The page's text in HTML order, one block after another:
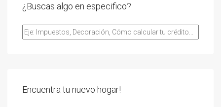
¿Buscas algo en especifico?
Encuentra tu nuevo hogar!